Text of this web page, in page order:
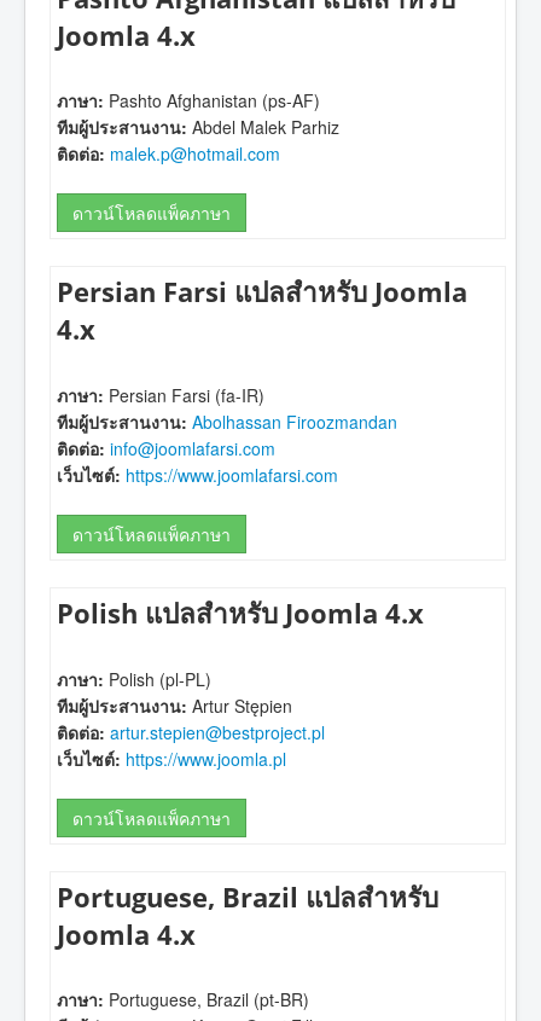
Joomla 4.x
ภาษา: Pashto Afghanistan (ps-AF)
ทีมผู้ประสานงาน: Abdel Malek Parhiz
ติดต่อ: malek.p@hotmail.com
ดาวน์โหลดแพ็คภาษา
Persian Farsi แปลสำหรับ Joomla
4.x
ภาษา: Persian Farsi (fa-IR)
ทีมผู้ประสานงาน: Abolhassan Firoozmandan
ติดต่อ: info@joomlafarsi.com
เว็บไซต์: https://www.joomlafarsi.com
ดาวน์โหลดแพ็คภาษา
Polish แปลสำหรับ Joomla 4.x
ภาษา: Polish (pl-PL)
ทีมผู้ประสานงาน: Artur Stępien
ติดต่อ: artur.stepien@bestproject.pl
เว็บไซต์: https://www.joomla.pl
ดาวน์โหลดแพ็คภาษา
Portuguese, Brazil แปลสำหรับ
Joomla 4.x
ภาษา: Portuguese, Brazil (pt-BR)